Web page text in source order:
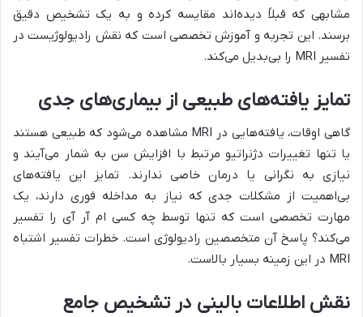
مشابهی که قبلاً دیده‌اند مقایسه کرده و به یک تشخیص دقیق
برسند. این تجربه و آموزش تخصصی است که نقش رادیولوژیست در
تفسیر MRI را بی‌بدیل می‌کند.
تمایز یافته‌های طبیعی از بیماری‌های جدی
گاهی اوقات، یافته‌هایی در MRI مشاهده می‌شود که طبیعی هستند
یا تنها تغییرات دژنراتیو مرتبط با افزایش سن به شمار می‌آیند و
نیازی به نگرانی یا درمان خاصی ندارند. تمایز این یافته‌های
بی‌اهمیت از مشکلات جدی که نیاز به مداخله فوری دارند، یک
مهارت تخصصی است که تنها توسط چه کسی ام آر آی را تفسیر
می‌کند؟ پاسخ آن متخصصین رادیولوژی است. خطرات تفسیر اشتباه
MRI در این زمینه بسیار بالاست.
نقش اطلاعات بالینی در تشخیص جامع